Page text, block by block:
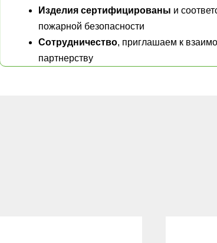
Изделия сертифицированы и
пожарной безопасности
Сотрудничество, приглашаем к
партнерству